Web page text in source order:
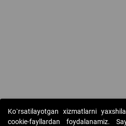
Ko`rsatilayotgan xizmatlarni
cookie-fayllardan foydalanamiz.